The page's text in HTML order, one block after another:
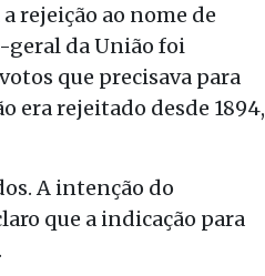
rejeição ao nome de
geral da União foi
que precisava para
era rejeitado desde 1894,
A intenção do
que a indicação para